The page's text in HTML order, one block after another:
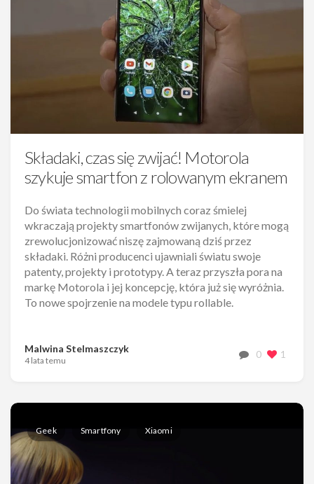
Składaki, czas się zwijać! Motorola
szykuje smartfon z rolowanym ekranem
Do świata technologii mobilnych coraz śmielej
wkraczają projekty smartfonów zwijanych, które mogą
zrewolucjonizować niszę zajmowaną dziś przez
składaki. Różni producenci ujawniali światu swoje
patenty, projekty i prototypy. A teraz przyszła pora na
markę Motorola i jej koncepcję, która już się wyróżnia.
To nowe spojrzenie na modele typu rollable.
Malwina Stelmaszczyk
4 lata temu
0 1
Geek Smartfony Xiaomi